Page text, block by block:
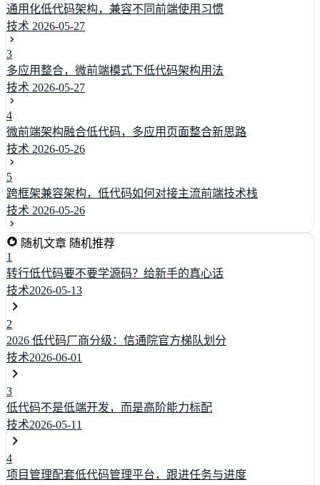
通用化低代码架构，兼容不同前端使用习惯
技术 2026-05-27
3
多应用整合，微前端模式下低代码架构用法
技术 2026-05-27
4
微前端架构融合低代码，多应用页面整合新思路
技术 2026-05-26
5
跨框架兼容架构，低代码如何对接主流前端技术栈
技术 2026-05-26
随机文章 随机推荐
1
转行低代码要不要学源码？给新手的真心话
技术2026-05-13
2
2026 低代码厂商分级：信通院官方梯队划分
技术2026-06-01
3
低代码不是低端开发，而是高阶能力标配
技术2026-05-11
4
项目管理配套低代码管理平台，跟进任务与进度